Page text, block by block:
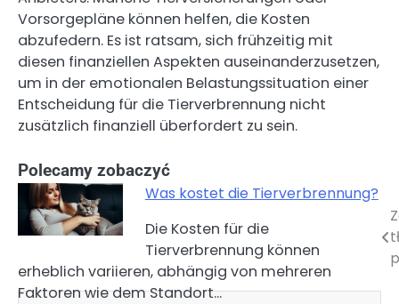
Vorsorgepläne können helfen, die Kosten
abzufedern. Es ist ratsam, sich frühzeitig mit
diesen finanziellen Aspekten auseinanderzusetzen,
um in der emotionalen Belastungssituation einer
Entscheidung für die Tierverbrennung nicht
zusätzlich finanziell überfordert zu sein.
Polecamy zobaczyć
Was kostet die Tierverbrennung?
Die Kosten für die
Tierverbrennung können
erheblich variieren, abhängig von mehreren
Faktoren wie dem Standort…
Nawigacja